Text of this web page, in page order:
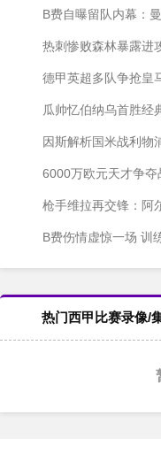
B费自曝留队内幕：曼
热刺惨败森林暴露进攻
德甲英超多队争抢皇马新
瓜帅忆伯纳乌首胜经典
因斯解析国米战利物浦
6000万欧元天才争夺战
枪手维拉再交锋：阿尔
B费伤情虚惊一场 训
热门西甲比赛录像/